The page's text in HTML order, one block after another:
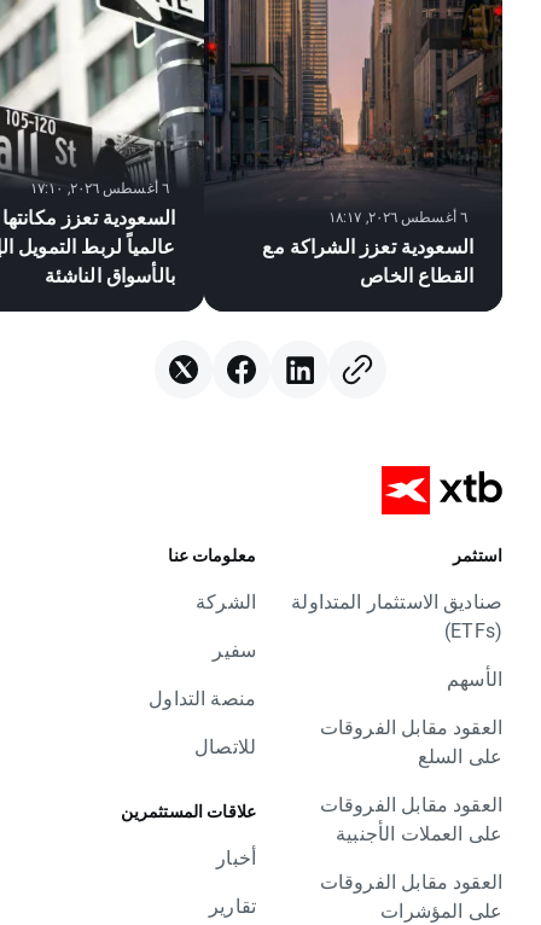
٦ أغسطس ٢٠٢٦, ١٨:١٧
السعودية تعزز الشراكة مع
القطاع الخاص
٦ أغسطس ٢٠٢٦, ١٧:١٠
السعودية تعزز
عالمياً لربط التمويل
بالأسواق الناشئة
استثمر
صناديق الاستثمار المتداولة
(ETFs)
الأسهم
العقود مقابل الفروقات
على السلع
العقود مقابل الفروقات
على العملات الأجنبية
العقود مقابل الفروقات
على المؤشرات
معلومات عنا
الشركة
سفير
منصة التداول
للاتصال
علاقات المستثمرين
أخبار
تقارير